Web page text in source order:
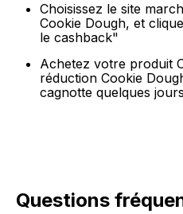
Choisissez le site
Cookie Dough, et
le cashback"
Achetez votre produit
réduction Cookie
cagnotte quelques
Questions